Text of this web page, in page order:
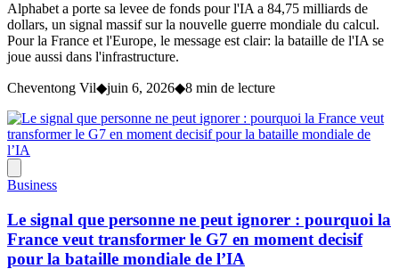
Alphabet a porte sa levee de fonds pour l'IA a 84,75 milliards de
dollars, un signal massif sur la nouvelle guerre mondiale du calcul.
Pour la France et l'Europe, le message est clair: la bataille de l'IA se
joue aussi dans l'infrastructure.
Cheventong Vil◆juin 6, 2026◆8 min de lecture
Business
Le signal que personne ne peut ignorer : pourquoi la
France veut transformer le G7 en moment decisif
pour la bataille mondiale de l’IA